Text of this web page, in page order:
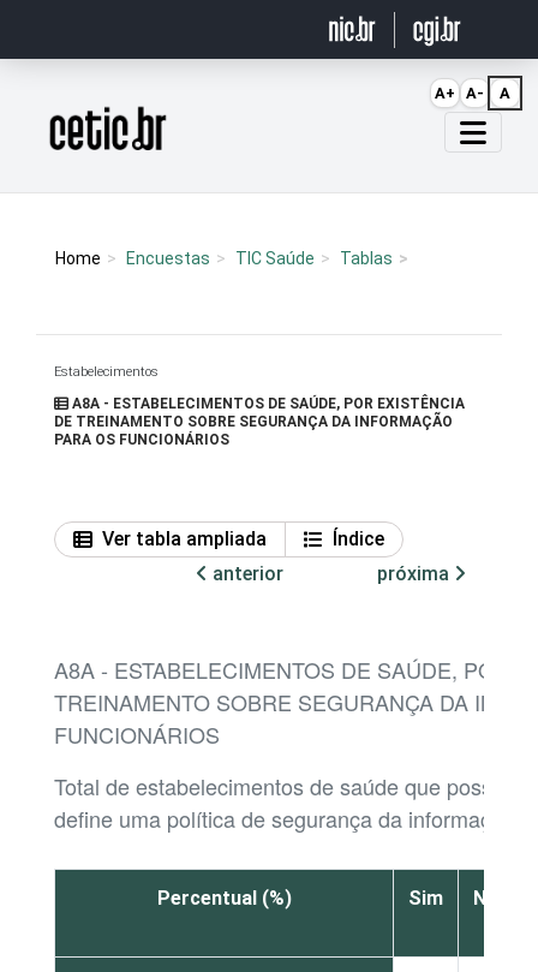
Página inicial
Home Encuestas TIC Saúde Tablas
Estabelecimentos
A8A - ESTABELECIMENTOS DE SAÚDE, POR EXISTÊNCIA
DE TREINAMENTO SOBRE SEGURANÇA DA INFORMAÇÃO
PARA OS FUNCIONÁRIOS
Ver tabla ampliada
Índice
anterior
próxima
A8A - ESTABELECIMENTOS DE SAÚDE, POR
TREINAMENTO SOBRE SEGURANÇA DA
FUNCIONÁRIOS
Total de estabelecimentos de saúde que
define uma política de segurança da informação
Percentual (%) Sim Não
A+ A- A